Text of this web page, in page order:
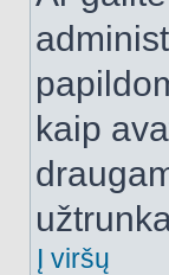
kaip
Į viršų